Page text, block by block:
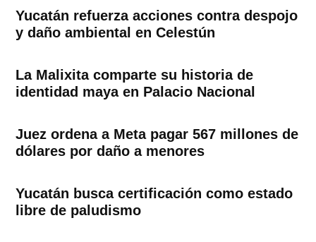
Yucatán refuerza acciones contra despojo
y daño ambiental en Celestún
La Malixita comparte su historia de
identidad maya en Palacio Nacional
Juez ordena a Meta pagar 567 millones de
dólares por daño a menores
Yucatán busca certificación como estado
libre de paludismo